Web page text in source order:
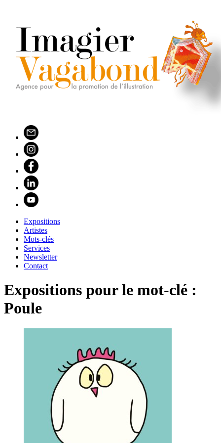
Expositions
Artistes
Mots-clés
Services
Newsletter
Contact
Expositions pour le mot-clé :
Poule